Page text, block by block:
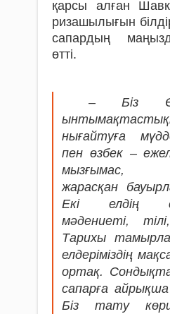
қарсы алған
ризашылығын
сапардың
өтті.
– Біз
нығайтуға
пен өзбек –
мызғымас,
жарасқан
Екі елдің
мәдениеті,
Тарихы
елдеріміздің
ортақ.
сапарға
Біз тату